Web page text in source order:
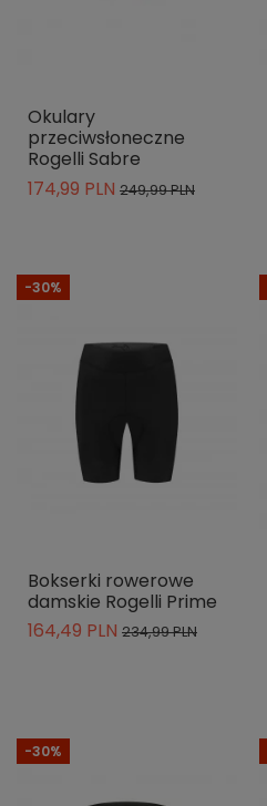
Okulary
przeciwsłoneczne
Rogelli Sabre
174,99 PLN 249,99 PLN
-30%
Bokserki rowerowe
damskie Rogelli Prime
164,49 PLN 234,99 PLN
-30%